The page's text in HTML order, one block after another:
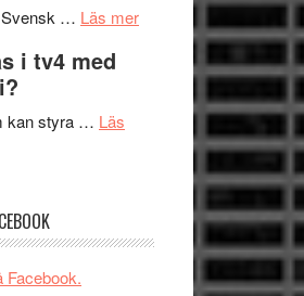
Artipelag
Svensk … Läs merom
Filmrecension:
Shadow
spännande
i tv4 med
kan styra … Läs
Facebook.